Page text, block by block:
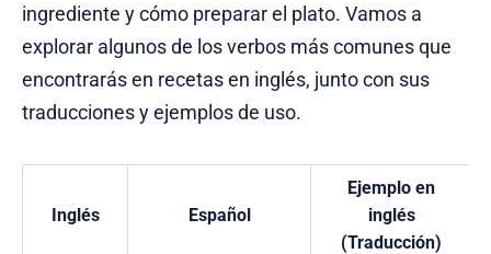
ingrediente y cómo preparar el plato. Vamos a
explorar algunos de los verbos más comunes que
encontrarás en recetas en inglés, junto con sus
traducciones y ejemplos de uso.
Inglés Español
Ejemplo en
inglés
(Traducción)